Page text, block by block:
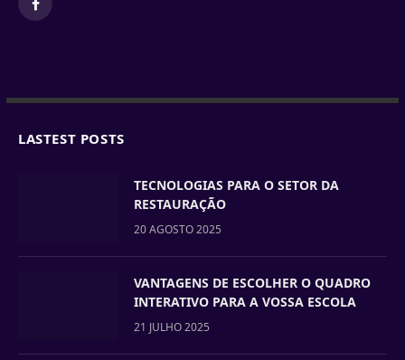
Facebook
LASTEST POSTS
TECNOLOGIAS PARA O SETOR DA
RESTAURAÇÃO
20 AGOSTO 2025
VANTAGENS DE ESCOLHER O QUADRO
INTERATIVO PARA A VOSSA ESCOLA
21 JULHO 2025